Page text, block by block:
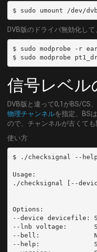
$ sudo umount /dev/
DVB版のドライバ無効化し
$ sudo modprobe -r
$ sudo modprobe
信号レベル
DVB版と違って0,1がBS/CS
物理チャンネルを指定、BS
ので、チャンネルが古くても
使い方
$ ./checksignal --help
Usage:
./checksignal [--
Options:
--device devicefile:
--lnb voltage:
--bell:
--help: